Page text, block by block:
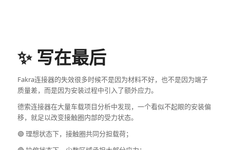
✨ 写在最后
Fakra连接器的失效很多时候不是因为材料不好，也不是因为端子
质量差，而是因为安装过程中引入了额外应力。
德索连接器在大量车载项目分析中发现，一个看似不起眼的安装偏
移，就足以改变接触圈内部的受力状态。
🟢 理想状态下，接触圈共同分担载荷；